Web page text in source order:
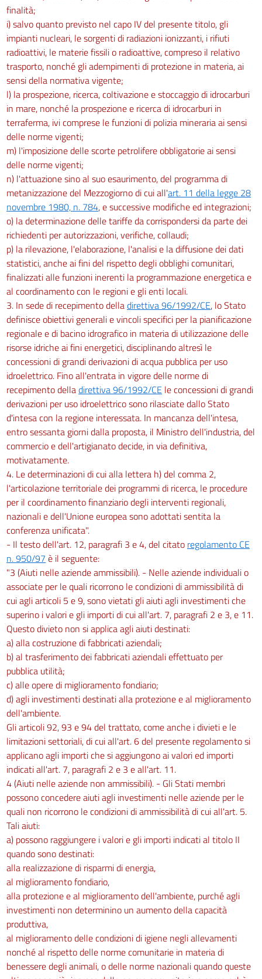
finalità;
i) salvo quanto previsto nel capo IV del presente titolo, gli
impianti nucleari, le sorgenti di radiazioni ionizzanti, i rifiuti
radioattivi, le materie fissili o radioattive, compreso il relativo
trasporto, nonché gli adempimenti di protezione in materia, ai
sensi della normativa vigente;
l) la prospezione, ricerca, coltivazione e stoccaggio di idrocarburi
in mare, nonché la prospezione e ricerca di idrocarburi in
terraferma, ivi comprese le funzioni di polizia mineraria ai sensi
delle norme vigenti;
m) l'imposizione delle scorte petrolifere obbligatorie ai sensi
delle norme vigenti;
n) l'attuazione sino al suo esaurimento, del programma di
metanizzazione del Mezzogiorno di cui all'art. 11 della legge 28
novembre 1980, n. 784, e successive modifiche ed integrazioni;
o) la determinazione delle tariffe da corrispondersi da parte dei
richiedenti per autorizzazioni, verifiche, collaudi;
p) la rilevazione, l'elaborazione, l'analisi e la diffusione dei dati
statistici, anche ai fini del rispetto degli obblighi comunitari,
finalizzati alle funzioni inerenti la programmazione energetica e
al coordinamento con le regioni e gli enti locali.
3. In sede di recepimento delladirettiva 96/1992/CE, lo Stato
definisce obiettivi generali e vincoli specifici per la pianificazione
regionale e di bacino idrografico in materia di utilizzazione delle
risorse idriche ai fini energetici, disciplinando altresì le
concessioni di grandi derivazioni di acqua pubblica per uso
idroelettrico. Fino all'entrata in vigore delle norme di
recepimento delladirettiva 96/1992/CE le concessioni di grandi
derivazioni per uso idroelettrico sono rilasciate dallo Stato
d'intesa con la regione interessata. In mancanza dell'intesa,
entro sessanta giorni dalla proposta, il Ministro dell'industria, del
commercio e dell'artigianato decide, in via definitiva,
motivatamente.
4. Le determinazioni di cui alla lettera h) del comma 2,
l'articolazione territoriale dei programmi di ricerca, le procedure
per il coordinamento finanziario degli interventi regionali,
nazionali e dell'Unione europea sono adottati sentita la
conferenza unificata".
- Il testo dell'art. 12, paragrafi 3 e 4, del citato regolamento CE
n. 950/97 è il seguente:
"3 (Aiuti nelle aziende ammissibili). - Nelle aziende individuali o
associate per le quali ricorrono le condizioni di ammissibilità di
cui agli articoli 5 e 9, sono vietati gli aiuti agli investimenti che
superino i valori e gli importi di cui all'art. 7, paragrafi 2 e 3, e 11.
Questo divieto non si applica agli aiuti destinati:
a) alla costruzione di fabbricati aziendali;
b) al trasferimento dei fabbricati aziendali effettuato per
pubblica utilità;
c) alle opere di miglioramento fondiario;
d) agli investimenti destinati alla protezione e al miglioramento
dell'ambiente.
Gli articoli 92, 93 e 94 del trattato, come anche i divieti e le
limitazioni settoriali, di cui all'art. 6 del presente regolamento si
applicano agli importi che si aggiungono ai valori ed importi
indicati all'art. 7, paragrafi 2 e 3 e all'art. 11.
4 (Aiuti nelle aziende non ammissibili). - Gli Stati membri
possono concedere aiuti agli investimenti nelle aziende per le
quali non ricorrono le condizioni di ammissibilità di cui all'art. 5.
Tali aiuti:
a) possono raggiungere i valori e gli importi indicati al titolo II
quando sono destinati:
alla realizzazione di risparmi di energia,
al miglioramento fondiario,
alla protezione e al miglioramento dell'ambiente, purché agli
investimenti non determinino un aumento della capacità
produttiva,
al miglioramento delle condizioni di igiene negli allevamenti
nonché al rispetto delle norme comunitarie in materia di
benessere degli animali, o delle norme nazionali quando queste